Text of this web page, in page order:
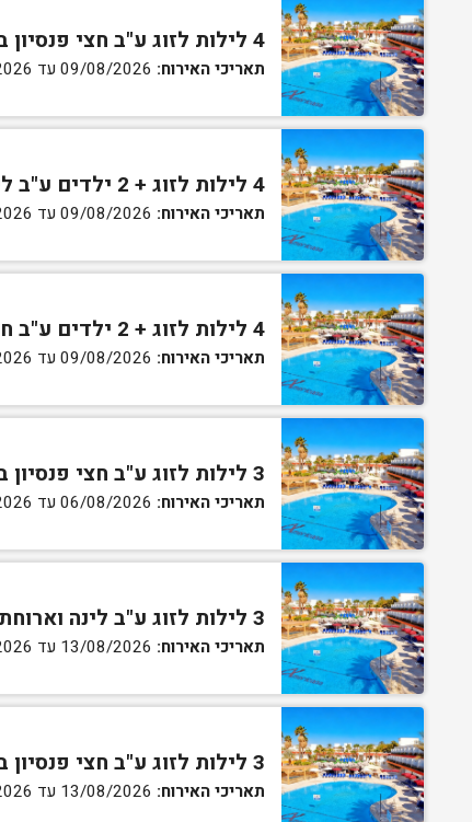
4 לילות לזוג ע"ב חצי פנסיון בחדר גן
תאריכי האירוח:
4 לילות לזוג + 2 ילדים ע"ב לינה וארוחת בוקר בחדר סופריור
תאריכי האירוח:
4 לילות לזוג + 2 ילדים ע"ב חצי פנסיון בחדר סופריור
תאריכי האירוח:
3 לילות לזוג ע"ב חצי פנסיון בחדר גן
תאריכי האירוח:
3 לילות לזוג ע"ב לינה וארוחת בוקר בחדר סטנדרט
תאריכי האירוח:
3 לילות לזוג ע"ב חצי פנסיון בחדר סטנדרט
תאריכי האירוח: